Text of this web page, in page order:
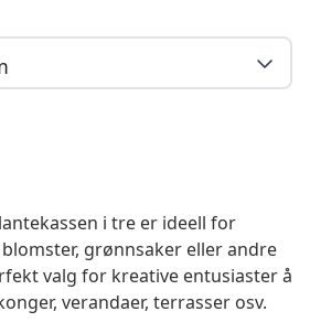
i tre er ideell for
grønnsaker eller andre
valg for kreative entusiaster å
verandaer, terrasser osv.